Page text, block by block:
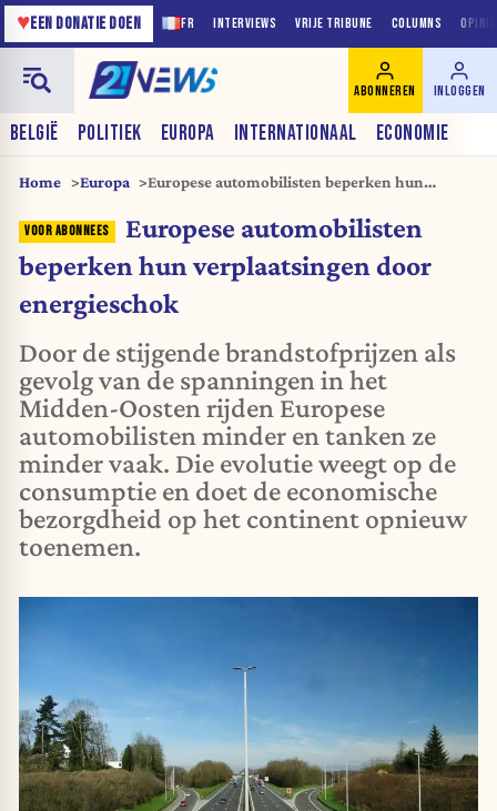
FR INTERVIEWS VRIJE TRIBUNE COLUMNS
♥EEN DONATIE DOEN
BELGIË POLITIEK EUROPA INTERNATIONAAL ECONOMIE
ABONNEREN INLOGGEN
Home Europa
Europese automobilisten beperken hun
Europese automobilisten
beperken hun verplaatsingen door
energieschok
Door de stijgende brandstofprijzen als
gevolg van de spanningen in het
Midden-Oosten rijden Europese
automobilisten minder en tanken ze
minder vaak. Die evolutie weegt op de
consumptie en doet de economische
bezorgdheid op het continent opnieuw
toenemen.